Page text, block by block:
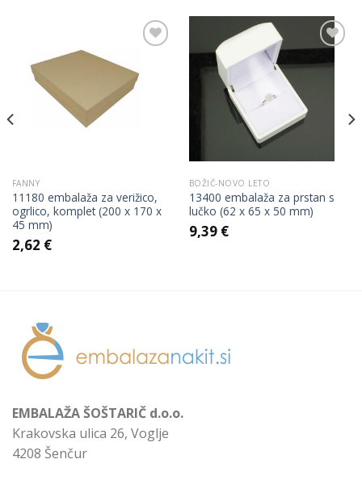
Add to
FANNY
11180 embalaža za verižico,
ogrlico, komplet (200 x 170 x
45 mm)
2,62 €
BOŽIČ-NOVO LETO
13400 embalaža za prstan s
lučko (62 x 65 x 50 mm)
9,39 €
EMBALAŽA ŠOŠTARIČ d.o.o.
Krakovska ulica 26, Voglje
4208 Šenčur